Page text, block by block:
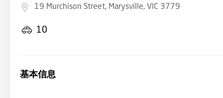
19 Murchison Street, Marysville, VIC 3779
10
基本信息